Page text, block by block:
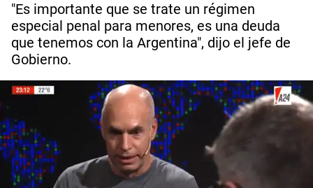
"Es importante que se trate un régimen
especial penal para menores, es una deuda
que tenemos con la Argentina", dijo el jefe de
Gobierno.